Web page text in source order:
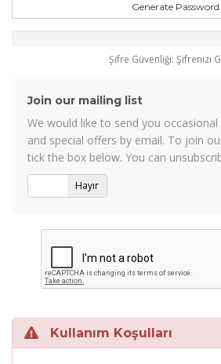
Generate Password
Şifre Güvenliği: Şifrenizi
Join our mailing list
We would like to send you
and special offers by email. To join
tick the box below. You can
Hayır
Kullanım Koşulları